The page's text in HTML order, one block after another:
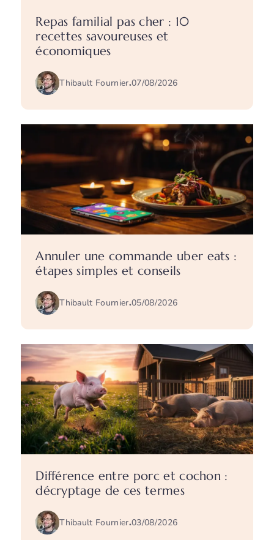
Repas familial pas cher : 10
recettes savoureuses et
économiques
Thibault Fournier.07/08/2026
Annuler une commande uber eats :
étapes simples et conseils
Thibault Fournier.05/08/2026
Différence entre porc et cochon :
décryptage de ces termes
Thibault Fournier.03/08/2026